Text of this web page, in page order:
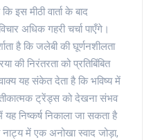
इस मीठी वार्ता के बाद
अधिक गहरी चर्चा पाएँगे।
है कि जलेबी की घूर्णनशीलता
की निरंतरता को प्रतिबिंबित
यह संकेत देता है कि भविष्य में
ट्रेंड्स को देखना संभव
यह निष्कर्ष निकाला जा सकता है
में एक अनोखा स्वाद जोड़ा,